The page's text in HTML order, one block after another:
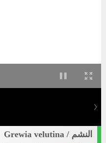
النشم / Grewia velutina